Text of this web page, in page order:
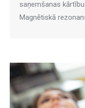
saņemšanas
Magnētiskā